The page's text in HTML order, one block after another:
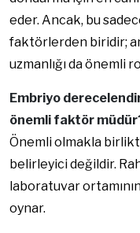
eder. Ancak, bu
faktörlerden biridir;
uzmanlığı da önemli
Embriyo
önemli faktör
Önemli olmakla
belirleyici değildir.
laboratuvar
oynar.